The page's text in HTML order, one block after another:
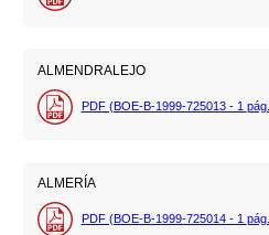
ALMENDRALEJO
PDF (BOE-B-1999-725013 - 1 pág.
ALMERÍA
PDF (BOE-B-1999-725014 - 1 pág.